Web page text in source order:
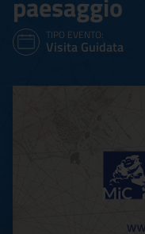
TIPO EVENTO:
Visita Guidata